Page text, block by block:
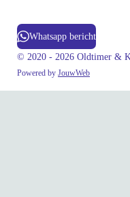
Whatsapp bericht
© 2020 - 2026 Oldtimer &
Powered by JouwWeb